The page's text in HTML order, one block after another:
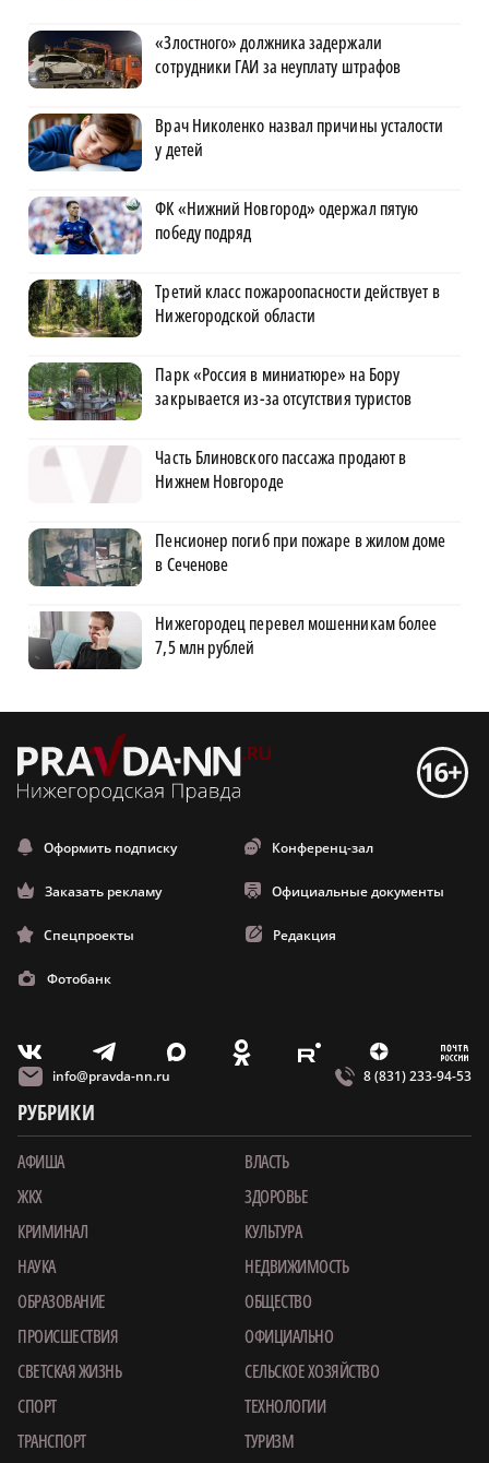
«Злостного» должника задержали
сотрудники ГАИ за неуплату штрафов
Врач Николенко назвал причины усталости
у детей
ФК «Нижний Новгород» одержал пятую
победу подряд
Третий класс пожароопасности действует в
Нижегородской области
Парк «Россия в миниатюре» на Бору
закрывается из-за отсутствия туристов
Часть Блиновского пассажа продают в
Нижнем Новгороде
Пенсионер погиб при пожаре в жилом доме
в Сеченове
Нижегородец перевел мошенникам более
7,5 млн рублей
Оформить подписку Конференц-зал
Заказать рекламу Официальные документы
Спецпроекты Редакция
Фотобанк
V T X O E Z m
info@pravda-nn.ru 8 (831) 233-94-53
РУБРИКИ
АФИША
ВЛАСТЬ
ЖКХ
ЗДОРОВЬЕ
КРИМИНАЛ
КУЛЬТУРА
НАУКА
НЕДВИЖИМОСТЬ
ОБРАЗОВАНИЕ
ОБЩЕСТВО
ПРОИСШЕСТВИЯ
ОФИЦИАЛЬНО
СВЕТСКАЯ ЖИЗНЬ
СЕЛЬСКОЕ ХОЗЯЙСТВО
СПОРТ
ТЕХНОЛОГИИ
ТРАНСПОРТ
ТУРИЗМ